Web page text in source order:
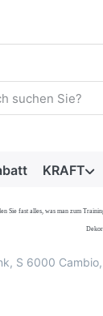
Suchbegriff
KRAFT
fast alles, was man zum
S 6000